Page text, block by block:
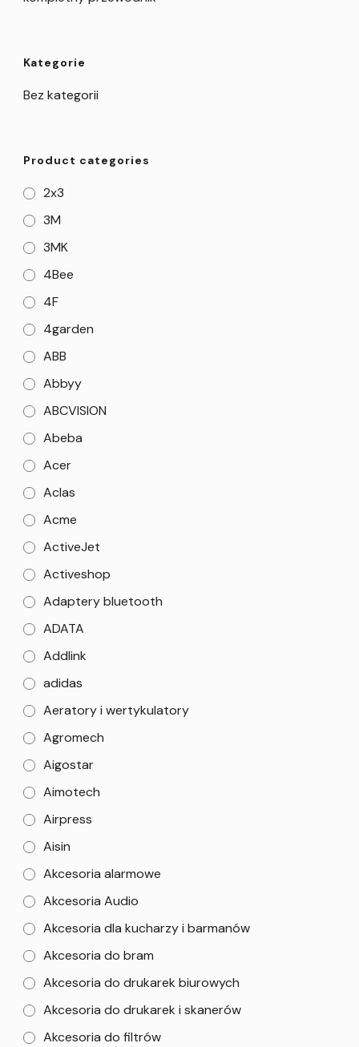
Kategorie
Bez kategorii
Product categories
2x3
3M
3MK
4Bee
4F
4garden
ABB
Abbyy
ABCVISION
Abeba
Acer
Aclas
Acme
ActiveJet
Activeshop
Adaptery bluetooth
ADATA
Addlink
adidas
Aeratory i wertykulatory
Agromech
Aigostar
Aimotech
Airpress
Aisin
Akcesoria alarmowe
Akcesoria Audio
Akcesoria dla kucharzy i barmanów
Akcesoria do bram
Akcesoria do drukarek biurowych
Akcesoria do drukarek i skanerów
Akcesoria do filtrów